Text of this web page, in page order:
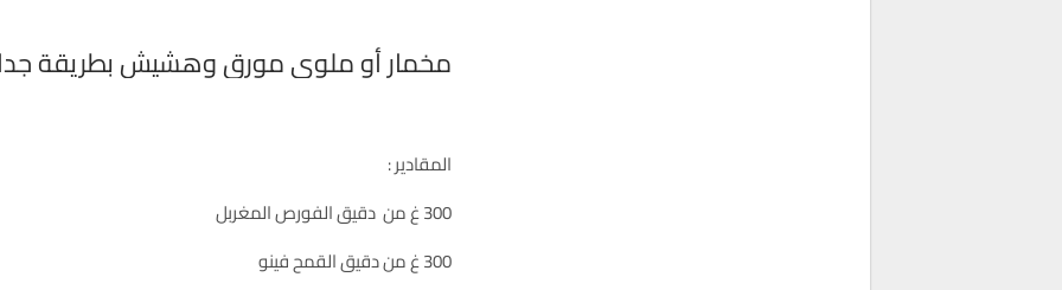
مخمار أو ملوي مورق وهشيش بطريقة
المقادير :
300 غ من دقيق الفورص المغربل
300 غ من دقيق القمح فينو